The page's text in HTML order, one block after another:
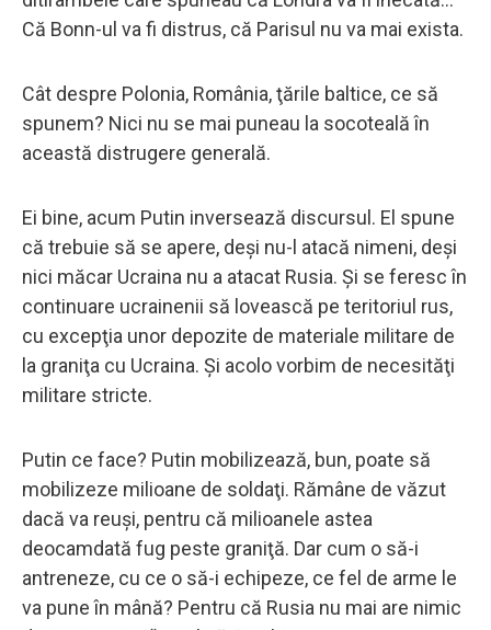
Că Bonn-ul va fi distrus, că Parisul nu va mai exista.
Cât despre Polonia, România, ţările baltice, ce să
spunem? Nici nu se mai puneau la socoteală în
această distrugere generală.
Ei bine, acum Putin inversează discursul. El spune
că trebuie să se apere, deşi nu-l atacă nimeni, deşi
nici măcar Ucraina nu a atacat Rusia. Şi se feresc în
continuare ucrainenii să lovească pe teritoriul rus,
cu excepţia unor depozite de materiale militare de
la graniţa cu Ucraina. Şi acolo vorbim de necesităţi
militare stricte.
Putin ce face? Putin mobilizează, bun, poate să
mobilizeze milioane de soldaţi. Rămâne de văzut
dacă va reuşi, pentru că milioanele astea
deocamdată fug peste graniţă. Dar cum o să-i
antreneze, cu ce o să-i echipeze, ce fel de arme le
va pune în mână? Pentru că Rusia nu mai are nimic